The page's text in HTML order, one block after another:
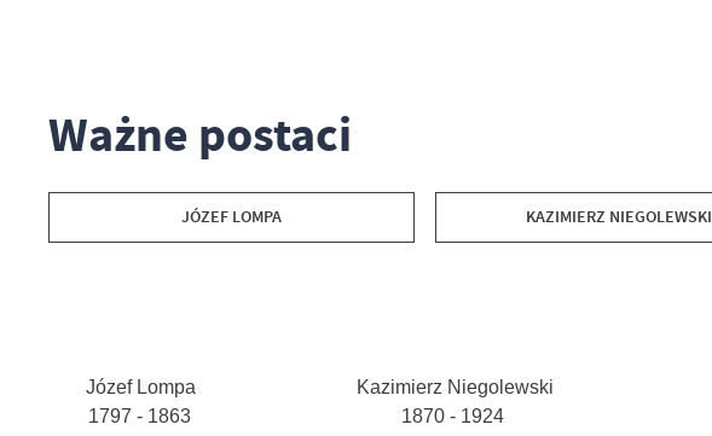
Ważne postaci
JÓZEF LOMPA KAZIMIERZ NIEGOLEWSKI
Józef Lompa
1797 - 1863
Kazimierz Niegolewski
1870 - 1924